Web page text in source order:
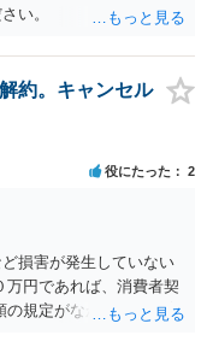
い。
約。キャンセル
役にたった 2
損害が発生していない
万円であれば、消費者契
の規定がなかったのに増